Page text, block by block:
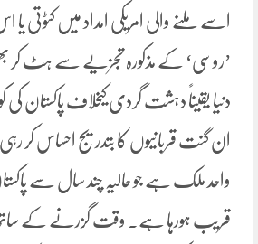
اسے ملنے والی امریکی امداد میں کٹوتی یا
’روسی‘ کے مذکورہ تجزیے سے ہٹ کر بھی
دنیا یقیناً دہشت گردی کیخلاف پاکستان
ان گنت قربانیوں کا بتدریج احساس کر
واحد ملک ہے جو حالیہ چند سال سے
قریب ہورہا ہے۔ وقت گزرنے کے ساتھ